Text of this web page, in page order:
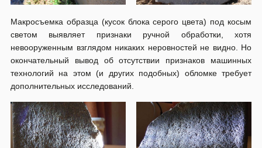
Макросъемка образца (кусок блока серого цвета) под косым
светом выявляет признаки ручной обработки, хотя
невооруженным взглядом никаких неровностей не видно. Но
окончательный вывод об отсутствии признаков машинных
технологий на этом (и других подобных) обломке требует
дополнительных исследований.